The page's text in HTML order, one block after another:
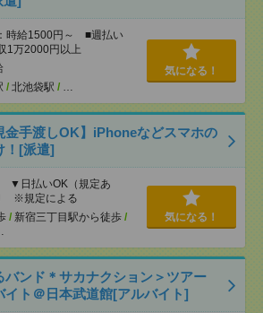
時給1500円～ ■週払い
万2000円以上
/ 北池袋駅 / …
気になる！
金手渡しOK】iPhoneなどスマホの
！[派遣]
▼日払いOK（規定あ
※規定による
/ 新宿三丁目駅から徒歩 /
気になる！
バンド＊サカナクション＞ツアー
イト＠日本武道館[アルバイト]